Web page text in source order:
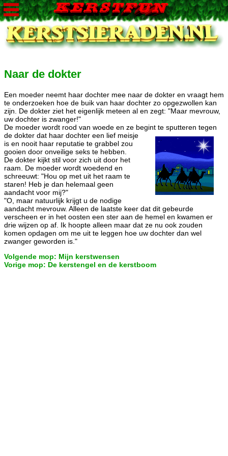
Naar de dokter
Een moeder neemt haar dochter mee naar de dokter en vraagt hem
te onderzoeken hoe de buik van haar dochter zo opgezwollen kan
zijn. De dokter ziet het eigenlijk meteen al en zegt: "Maar mevrouw,
uw dochter is zwanger!"
De moeder wordt rood van woede en ze begint te sputteren tegen
de dokter dat haar dochter een lief meisje
is en nooit haar reputatie te grabbel zou
gooien door onveilige seks te hebben.
De dokter kijkt stil voor zich uit door het
raam. De moeder wordt woedend en
schreeuwt: "Hou op met uit het raam te
staren! Heb je dan helemaal geen
aandacht voor mij?"
"O, maar natuurlijk krijgt u de nodige
aandacht mevrouw. Alleen de laatste keer dat dit gebeurde
verscheen er in het oosten een ster aan de hemel en kwamen er
drie wijzen op af. Ik hoopte alleen maar dat ze nu ook zouden
komen opdagen om me uit te leggen hoe uw dochter dan wel
zwanger geworden is."
Volgende mop: Mijn kerstwensen
Vorige mop: De kerstengel en de kerstboom